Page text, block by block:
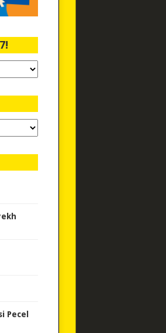
Pecel